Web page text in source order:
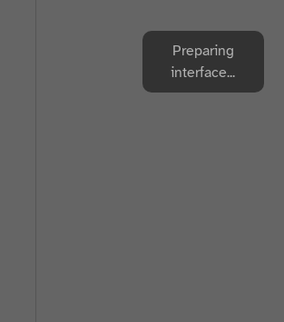
Preparing
interface...